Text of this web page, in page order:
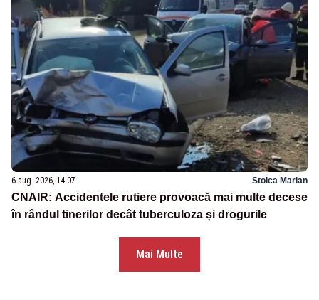
6 aug. 2026, 14:07 Stoica Marian
CNAIR: Accidentele rutiere provoacă mai multe decese
în rândul tinerilor decât tuberculoza și drogurile
Mai Multe